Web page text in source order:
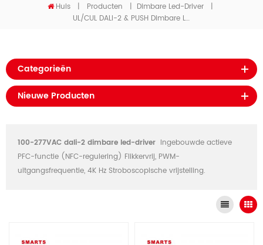
Huis | Producten | Dimbare Led-Driver
|
UL/cUL DALI-2 & PUSH Dimbare LED-Driver Met Constante Spanning
Categorieën
Nieuwe Producten
100-277VAC dali-2 dimbare led-driver Ingebouwde actieve
PFC-functie (NFC-regulering) Flikkervrij, PWM-
uitgangsfrequentie, 4K Hz Stroboscopische vrijstelling.